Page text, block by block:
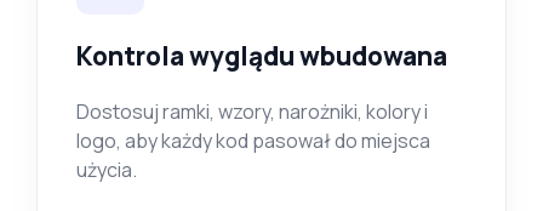
Kontrola wyglądu wbudowana
Dostosuj ramki, wzory, narożniki, kolory i
logo, aby każdy kod pasował do miejsca
użycia.